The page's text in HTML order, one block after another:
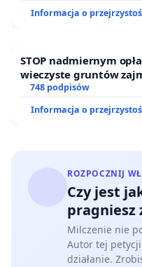
Informacja o
STOP nadmiernym
wieczyste gruntów
ogrody działkowe.
748 podpisów
Informacja o
ROZPOCZNIJ
Czy jest
pragniesz
Milczenie nie
Autor tej petycji
działanie.